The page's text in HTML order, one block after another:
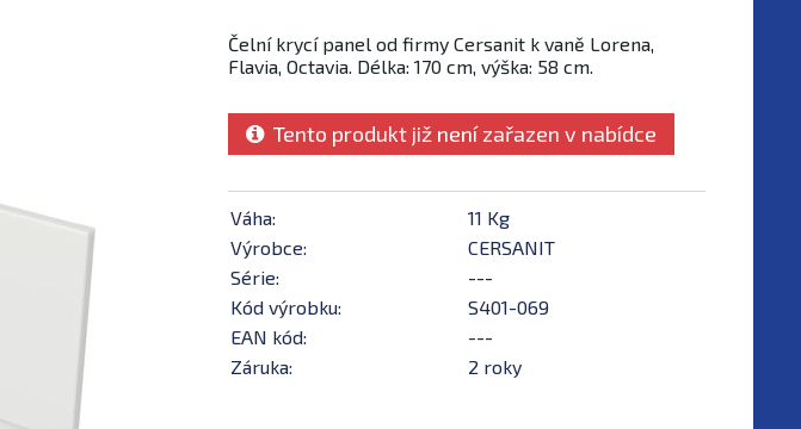
Čelní krycí panel od firmy Cersanit k vaně Lorena,
Flavia, Octavia. Délka: 170 cm, výška: 58 cm.
Tento produkt již není zařazen v nabídce
Váha:
11 Kg
Výrobce:
CERSANIT
Série:
---
Kód výrobku:
S401-069
EAN kód:
---
Záruka:
2 roky